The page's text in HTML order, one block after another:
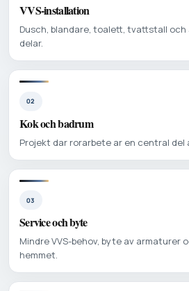
VVS-installation
Dusch, blandare, toalett, tvattstall
delar.
02
Kok och badrum
Projekt dar rorarbete ar en central del
03
Service och byte
Mindre VVS-behov, byte av armaturer
hemmet.